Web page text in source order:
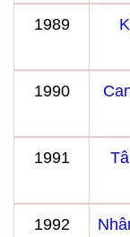
1989
1990
1991
1992